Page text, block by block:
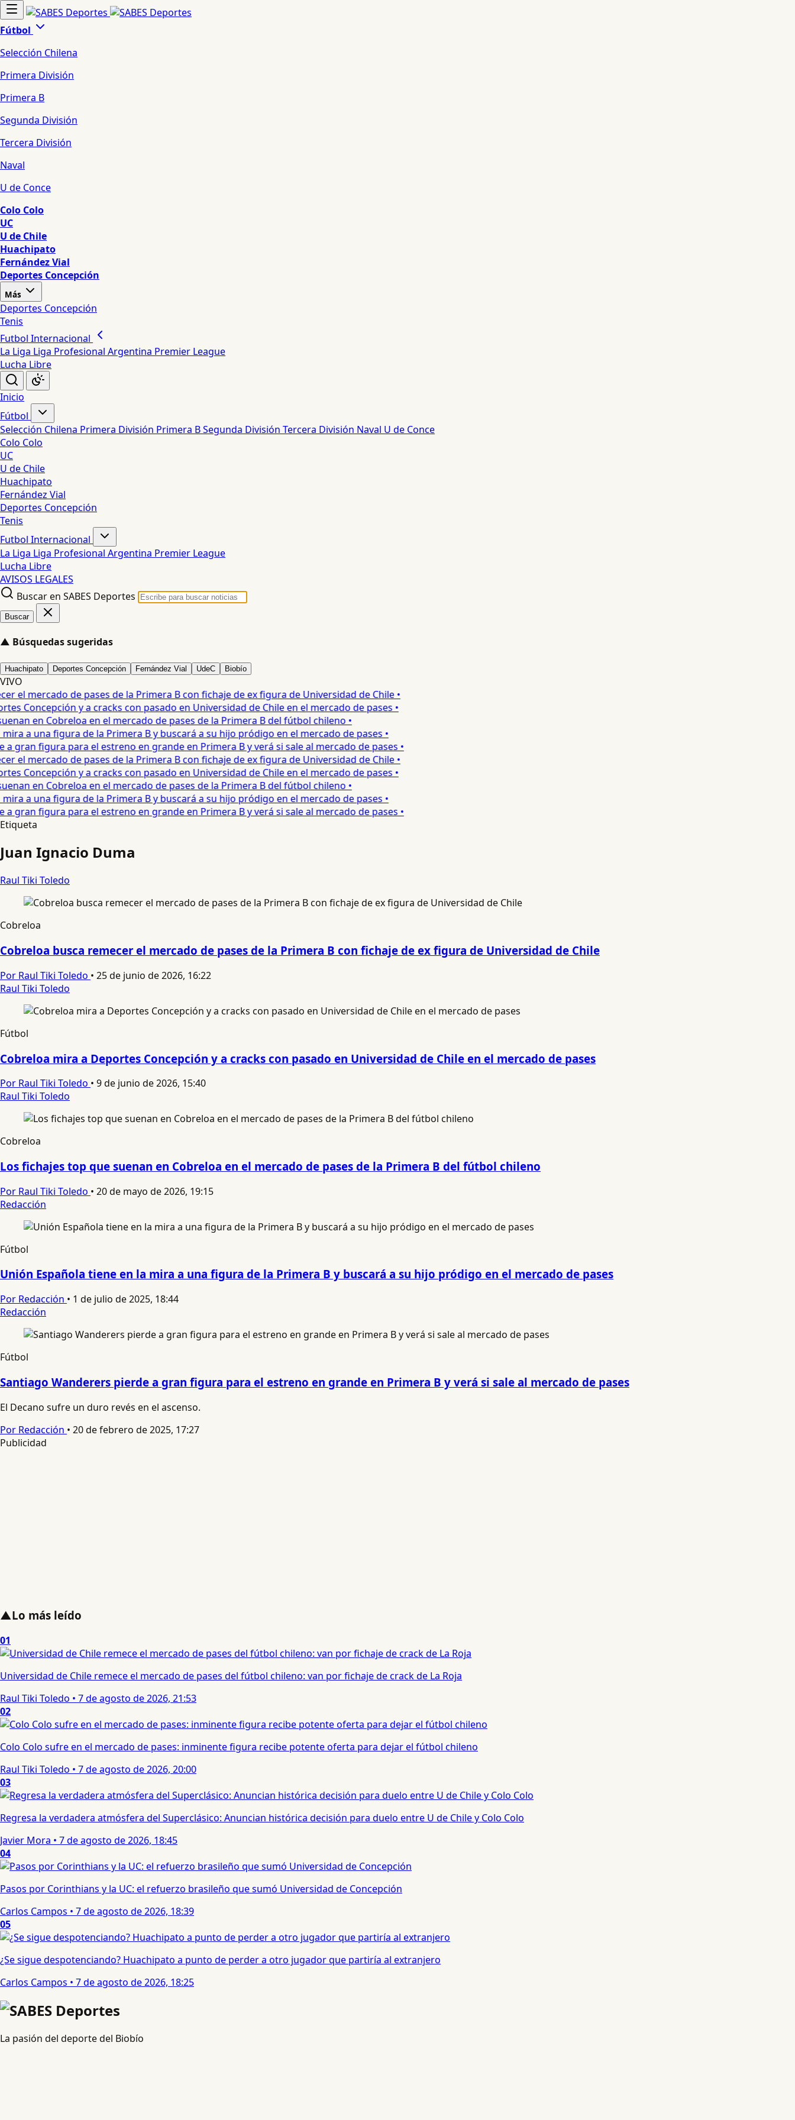
Fútbol
Selección Chilena
Primera División
Primera B
Segunda División
Tercera División
Naval
U de Conce
Colo Colo
UC
U de Chile
Huachipato
Fernández Vial
Deportes Concepción
Más
Deportes Concepción
Tenis
Futbol Internacional
La Liga Liga Profesional Argentina Premier League
Lucha Libre
Inicio
Fútbol
Selección Chilena Primera División Primera BSegunda División Tercera División Naval U de Conce
Colo Colo
UC
U de Chile
Huachipato
Fernández Vial
Deportes Concepción
Tenis
Futbol Internacional
La Liga Liga Profesional Argentina Premier League
Lucha Libre
AVISOS LEGALES
Buscar en SABES Deportes
Buscar
▲ Búsquedas sugeridas
Huachipato Deportes Concepción Fernández Vial UdeC Biobío
VIVO
el mercado de pases de la Primera B con fichaje de ex figura de Universidad de Chile •
Concepción y a cracks con pasado en Universidad de Chile en el mercado de pases •
en Cobreloa en el mercado de pases de la Primera B del fútbol chileno •
a una figura de la Primera B y buscará a su hijo pródigo en el mercado de pases •
figura para el estreno en grande en Primera B y verá si sale al mercado de pases •
el mercado de pases de la Primera B con fichaje de ex figura de Universidad de Chile •
Concepción y a cracks con pasado en Universidad de Chile en el mercado de pases •
en Cobreloa en el mercado de pases de la Primera B del fútbol chileno •
a una figura de la Primera B y buscará a su hijo pródigo en el mercado de pases •
figura para el estreno en grande en Primera B y verá si sale al mercado de pases •
Etiqueta
Juan Ignacio Duma
Raul Tiki Toledo
Cobreloa
Cobreloa busca remecer el mercado de pases de la Primera B con fichaje de ex figura de Universidad de Chile
Por Raul Tiki Toledo • 25 de junio de 2026, 16:22
Raul Tiki Toledo
Fútbol
Cobreloa mira a Deportes Concepción y a cracks con pasado en Universidad de Chile en el mercado de pases
Por Raul Tiki Toledo • 9 de junio de 2026, 15:40
Raul Tiki Toledo
Cobreloa
Los fichajes top que suenan en Cobreloa en el mercado de pases de la Primera B del fútbol chileno
Por Raul Tiki Toledo • 20 de mayo de 2026, 19:15
Redacción
Fútbol
Unión Española tiene en la mira a una figura de la Primera B y buscará a su hijo pródigo en el mercado de pases
Por Redacción • 1 de julio de 2025, 18:44
Redacción
Fútbol
Santiago Wanderers pierde a gran figura para el estreno en grande en Primera B y verá si sale al mercado de pases
El Decano sufre un duro revés en el ascenso.
Por Redacción • 20 de febrero de 2025, 17:27
Publicidad
▲Lo más leído
01
Universidad de Chile remece el mercado de pases del fútbol chileno: van por fichaje de crack de La Roja
Raul Tiki Toledo • 7 de agosto de 2026, 21:53
02
Colo Colo sufre en el mercado de pases: inminente figura recibe potente oferta para dejar el fútbol chileno
Raul Tiki Toledo • 7 de agosto de 2026, 20:00
03
Regresa la verdadera atmósfera del Superclásico: Anuncian histórica decisión para duelo entre U de Chile y Colo Colo
Javier Mora • 7 de agosto de 2026, 18:45
04
Pasos por Corinthians y la UC: el refuerzo brasileño que sumó Universidad de Concepción
Carlos Campos • 7 de agosto de 2026, 18:39
05
¿Se sigue despotenciando? Huachipato a punto de perder a otro jugador que partiría al extranjero
Carlos Campos • 7 de agosto de 2026, 18:25
La pasión del deporte del Biobío